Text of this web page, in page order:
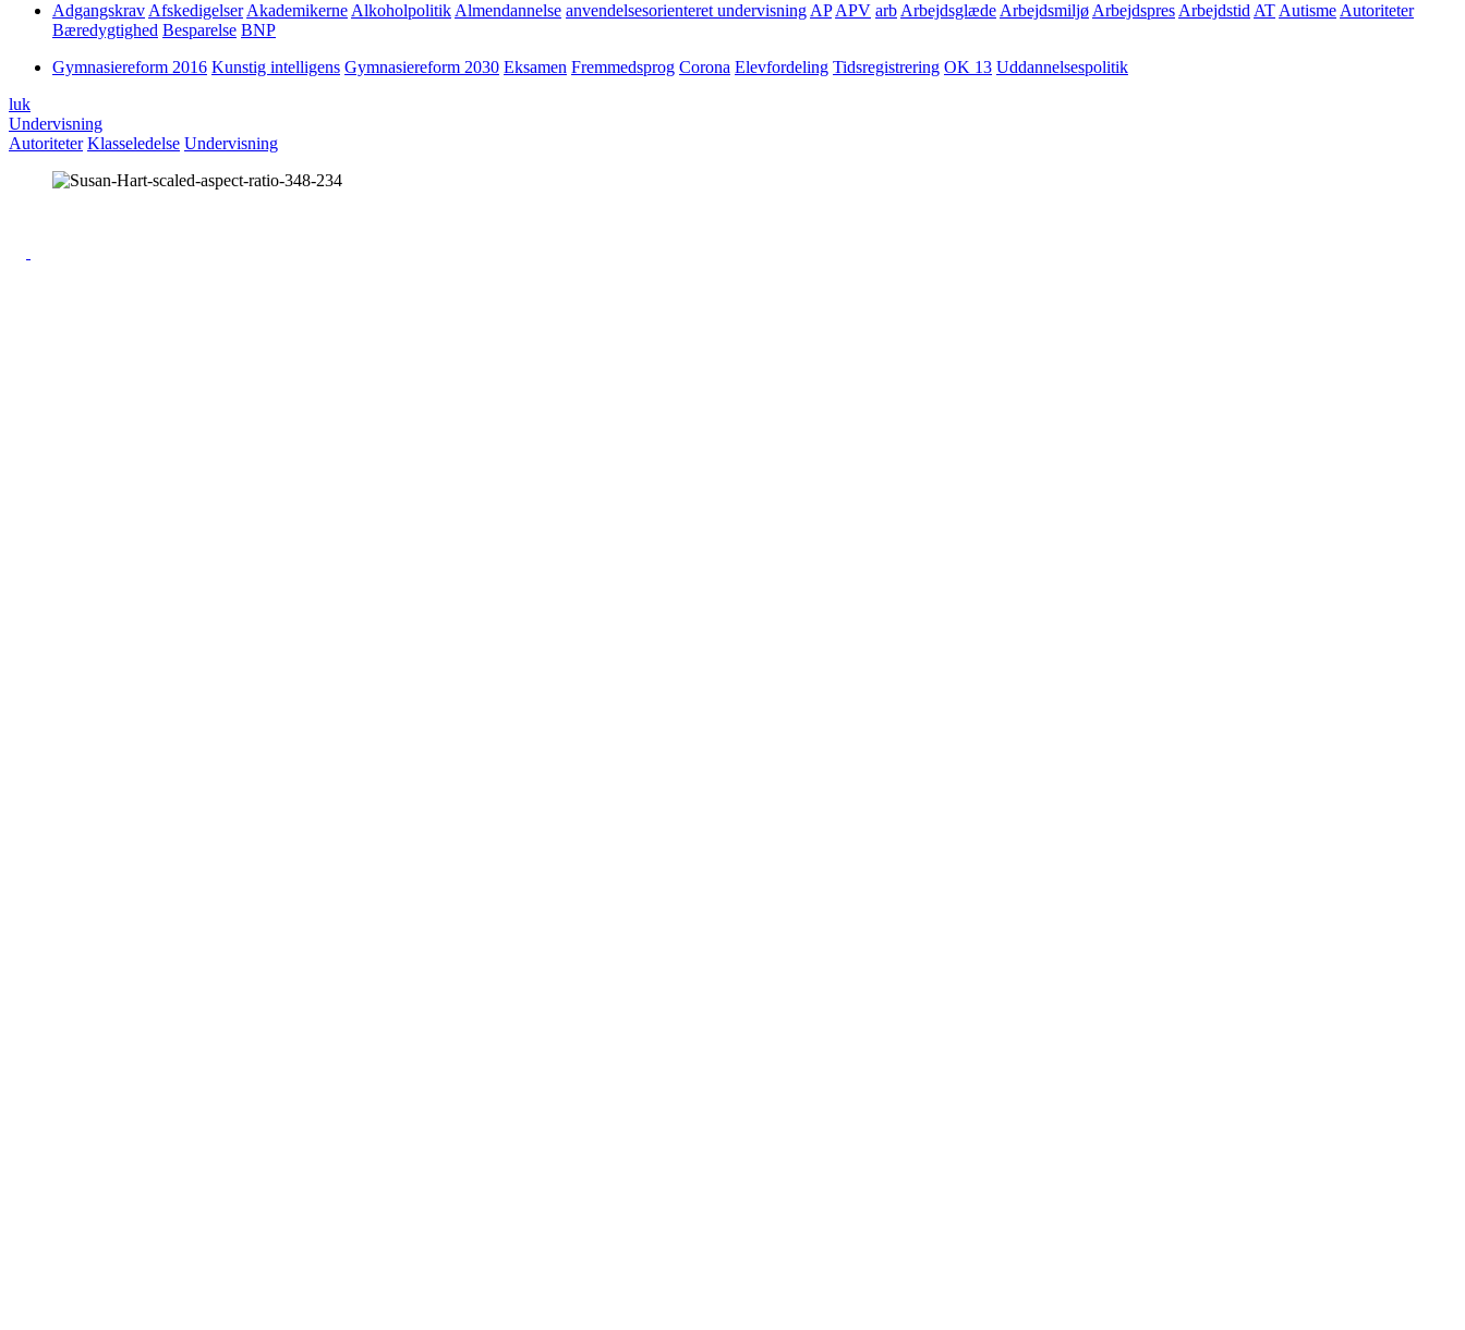
Adgangskrav Afskedigelser Akademikerne Alkoholpolitik Almendannelse anvendelsesorienteret undervisning AP APV arb Arbejdsglæde Arbejdsmiljø Arbejdspres Arbejdstid AT Autisme Autoriteter
Bæredygtighed Besparelse BNP
Gymnasiereform 2016 Kunstig intelligens Gymnasiereform 2030 Eksamen Fremmedsprog Corona Elevfordeling Tidsregistrering OK 13 Uddannelsespolitik
luk
Undervisning
Autoriteter Klasseledelse Undervisning